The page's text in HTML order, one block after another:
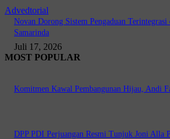
Advedtorial
Novan Dorong Sistem Pengaduan Terintegrasi
Samarinda
Juli 17, 2026
MOST POPULAR
Komitmen Kawal Pembangunan Hijau, Andi
DPP PDI Perjuangan Resmi Tunjuk Joni Alla